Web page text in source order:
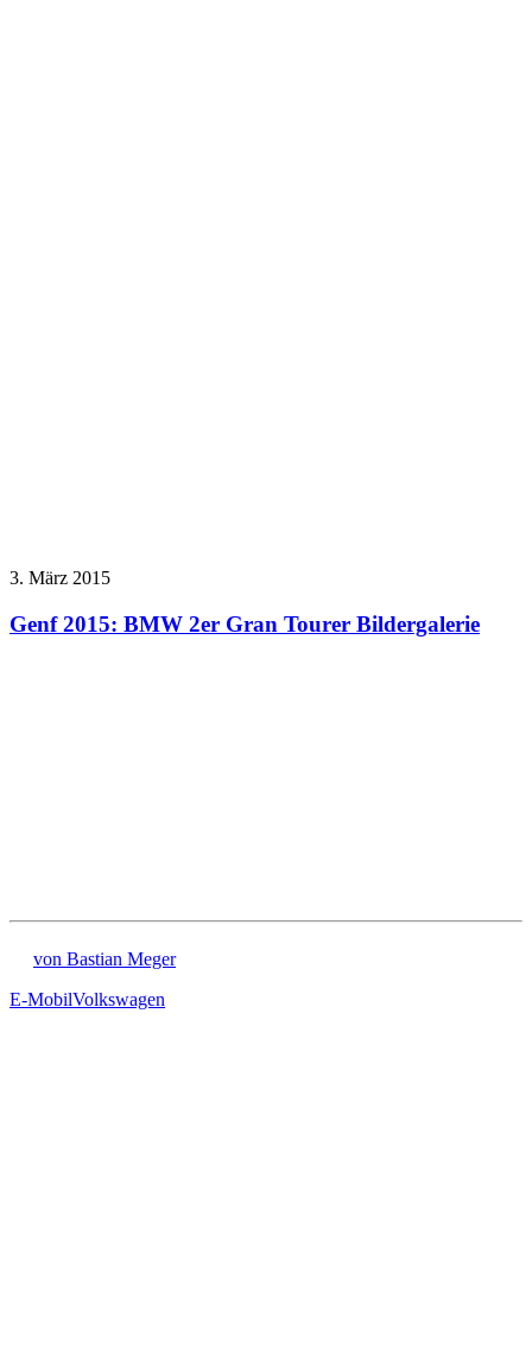
3. März 2015
Genf 2015: BMW 2er Gran Tourer Bildergalerie
von Bastian Meger
E-MobilVolkswagen